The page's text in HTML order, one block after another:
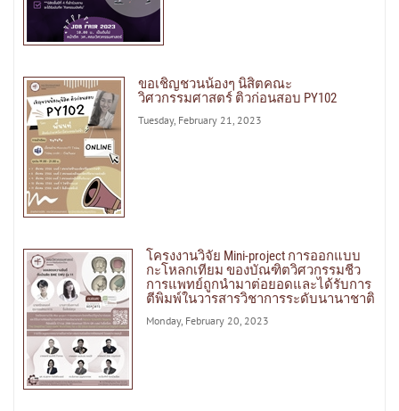
ขอเชิญชวนน้องๆ นิสิตคณะ
วิศวกรรมศาสตร์ ติวก่อนสอบ PY102
Tuesday, February 21, 2023
โครงงานวิจัย Mini-project การออกแบบ
กะโหลกเทียม ของบัณฑิตวิศวกรรมชีว
การแพทย์ถูกนำมาต่อยอดและได้รับการ
ตีพิมพ์ในวารสารวิชาการระดับนานาชาติ
Monday, February 20, 2023